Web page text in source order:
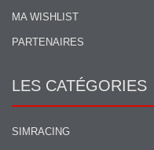
MA WISHLIST
PARTENAIRES
LES CATÉGORIES
SIMRACING